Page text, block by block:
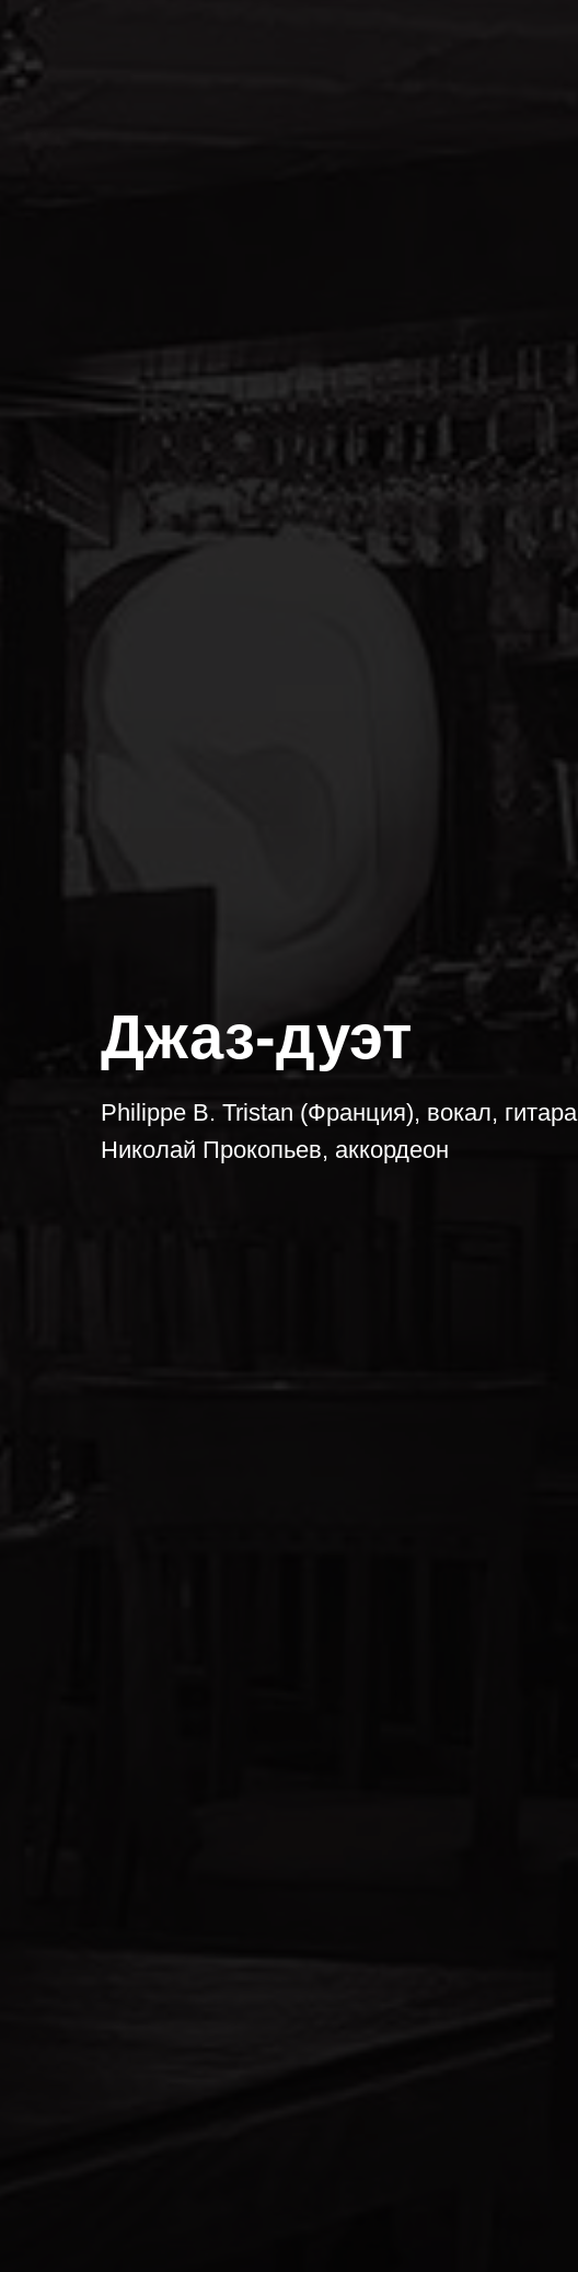
Джаз-дуэт
Philippe B. Tristan (Франция), вокал, гитара
Николай Прокопьев, аккордеон